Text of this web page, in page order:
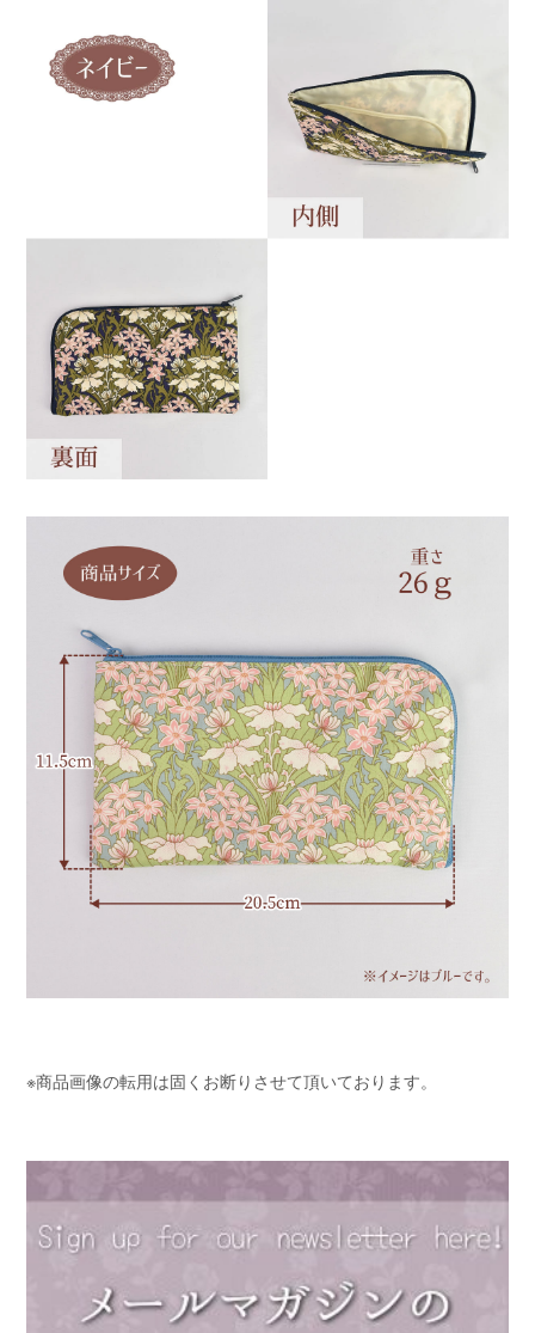
※商品画像の転用は固くお断りさせて頂いております。